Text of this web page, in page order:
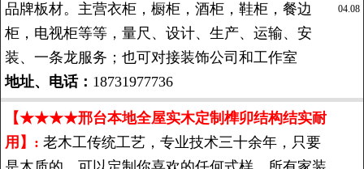
品牌板材。主营衣柜，橱柜，酒柜，鞋柜，餐边
柜，电视柜等等，量尺、设计、生产、运输、安
装、一条龙服务；也可对接装饰公司和工作室
地址、电话： 18731977736
04.08
【★★★★邢台本地全屋实木定制榫卯结构结实耐
用】: 老木工传统工艺，专业技术三十余年，只要